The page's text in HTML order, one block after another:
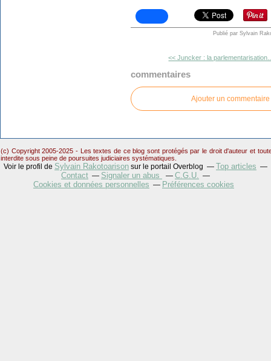
Publié par Sylvain
<< Juncker : la
commentaires
Ajouter un commentaire
(c) Copyright 2005-2025 - Les textes de ce blog sont protégés par le droit d'auteur et
interdite sous peine de poursuites judiciaires systématiques.
Voir le profil de Sylvain Rakotoarison sur le portail Overblog
Top articles
Contact
Signaler un abus
C.G.U.
Cookies et données personnelles
Préférences cookies